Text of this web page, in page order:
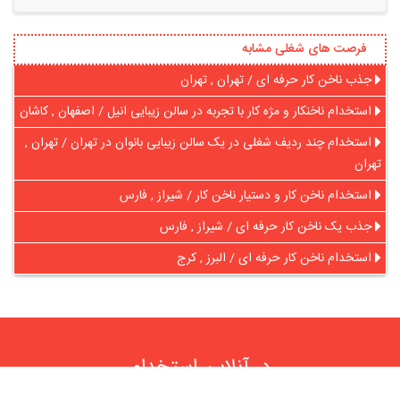
فرصت های شغلی مشابه
جذب ناخن کار حرفه ای / تهران , تهران
استخدام ناخنکار و مژه کار با تجربه در سالن زیبایی انیل / اصفهان , کاشان
استخدام چند ردیف شغلی در یک سالن زیبایی بانوان در تهران / تهران ,
تهران
استخدام ناخن کار و دستیار ناخن کار / شیراز , فارس
جذب یک ناخن کار حرفه ای / شیراز , فارس
استخدام ناخن کار حرفه ای / البرز , کرج
در آنلاین استخدام